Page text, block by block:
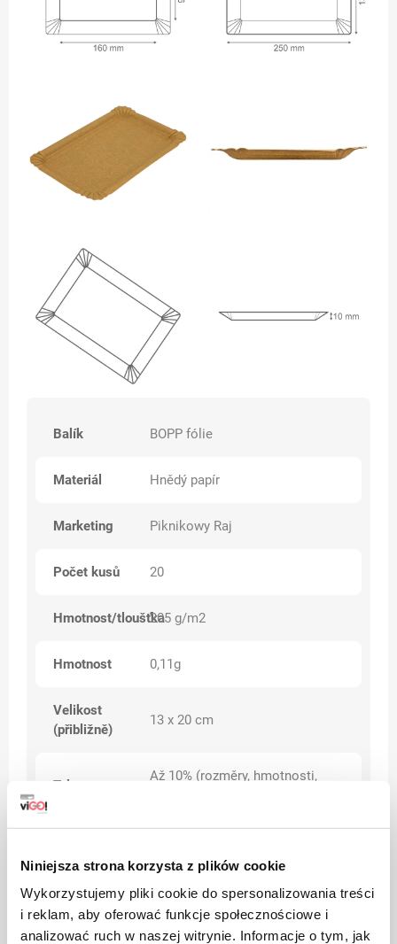
Niniejsza strona korzysta z plików cookie
Wykorzystujemy pliki cookie do spersonalizowania treści
i reklam, aby oferować funkcje społecznościowe i
analizować ruch w naszej witrynie. Informacje o tym, jak
Balík BOPP fólie
Materiál Hnědý papír
Marketing Piknikowy Raj
Počet kusů 20
Hmotnost/tloušťka205 g/m2
Hmotnost 0,11g
Velikost
(přibližně)
13 x 20 cm
Tolerance
Až 10% (rozměry, hmotnosti,
Upozornění